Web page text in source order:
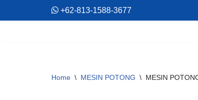
+62-813-1588-3677
Home \ MESIN POTONG \ MESIN